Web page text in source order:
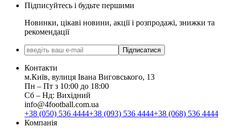
Підписуйтесь і будьте першими
Новинки, цікаві новини, акції і розпродажі, знижки та
рекомендації
Підписатися
Контакти
м.Київ, вулиця Івана Виговського, 13
Пн ‒ Пт з 10:00 до 18:00
Сб ‒ Нд: Вихідний
info@4football.com.ua
+38 (050) 536 4444+38 (093) 536 4444+38 (068) 536 4444
Компанія